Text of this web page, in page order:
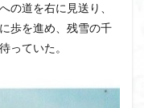
の道を右に見送り、
歩を進め、残雪の千
っていた。